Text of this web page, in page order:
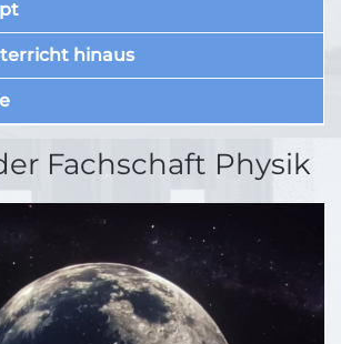
hinaus
Fachschaft Physik